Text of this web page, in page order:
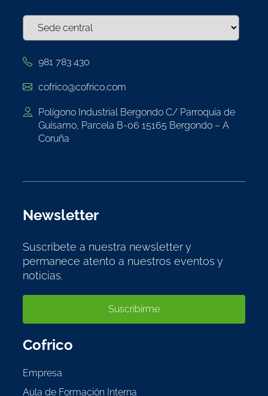
981 783 430
cofrico@cofrico.com
Polígono Industrial Bergondo C/ Parroquia de
Guísamo, Parcela B-06 15165 Bergondo – A
Coruña
Newsletter
Suscribete a nuestra newsletter y
permanece atento a nuestros eventos y
noticias.
Suscribirme
Cofrico
Empresa
Aula de Formación Interna